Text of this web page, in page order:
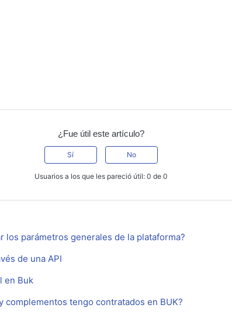
¿Fue útil este artículo?
Sí No
Usuarios a los que les pareció útil: 0 de 0
los parámetros generales de la plataforma?
de una API
en Buk
complementos tengo contratados en BUK?